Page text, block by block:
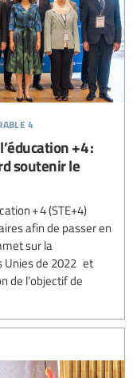
4
+4 :
soutenir le
+ 4 (STE+4)
afin de passer en
sur la
Unies de 2022 et
de l’objectif de